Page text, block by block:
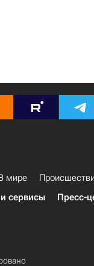
мире
сервисы Пресс-